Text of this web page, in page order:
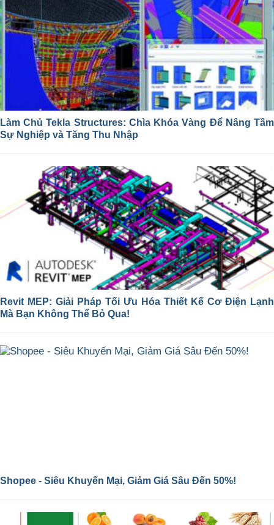
Làm Chủ Tekla Structures: Chìa Khóa Vàng Để Nâng Tầm
Sự Nghiệp và Tăng Thu Nhập
Revit MEP: Giải Pháp Tối Ưu Hóa Thiết Kế Cơ Điện Lạnh
Mà Bạn Không Thể Bỏ Qua!
Shopee - Siêu Khuyến Mại, Giảm Giá Sâu Đến 50%!